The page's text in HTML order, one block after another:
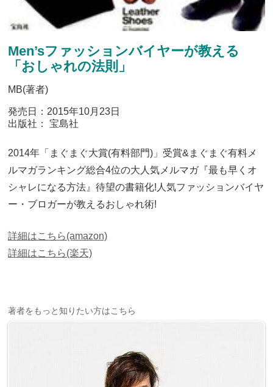
Men’sファッションバイヤーが教える
「おしゃれの法則」
MB(著者)
発売日：2015年10月23日
出版社： 宝島社
2014年「まぐまぐ大賞(有料部門)」受賞&まぐまぐ有料メ
ルマガランキング総合4位の大人気メルマガ『最も早くオ
シャレになる方法』待望の書籍化!人気ファッションバイヤ
ー・ブロガーが教えるおしゃれ術!
詳細はこちら(amazon)
詳細はこちら(楽天)
著者をもっと知りたい方はこちら